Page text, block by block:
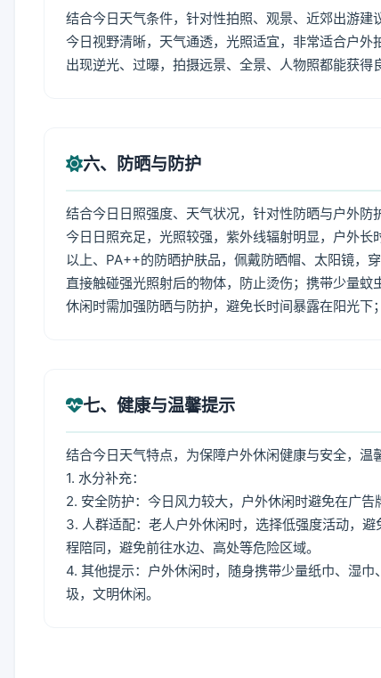
结合今日天气条件，针对性拍照、观景、近郊出游建
今日视野清晰，天气通透，光照适宜，非常适合户
出现逆光、过曝，拍摄远景、全景、人物照都能获得
六、防晒与防护
结合今日日照强度、天气状况，针对性防晒与户外防
今日日照充足，光照较强，紫外线辐射明显，户外
以上、PA++的防晒护肤品，佩戴防晒帽、太阳镜，
直接触碰强光照射后的物体，防止烫伤；携带少量
休闲时需加强防晒与防护，避免长时间暴露在阳光下
七、健康与温馨提示
结合今日天气特点，为保障户外休闲健康与安全，温
1. 水分补充：
2. 安全防护：今日风力较大，户外休闲时避免在广
3. 人群适配：老人户外休闲时，选择低强度活动，
程陪同，避免前往水边、高处等危险区域。
4. 其他提示：户外休闲时，随身携带少量纸巾、湿
圾，文明休闲。